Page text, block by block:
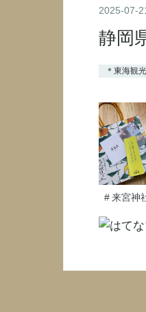
2025-07-
静岡
＊東海観
# 来宮神